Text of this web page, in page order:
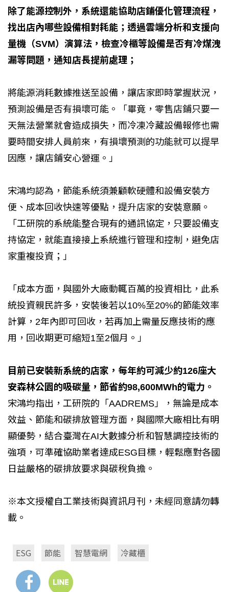
除了能源控制外，系統還能協助店鋪優化管理流程，
找出店內哪些設備相對耗能；透過雲端分析和支援向
量機（SVM）演算法，檢查冷櫃等設備是否有冷煤洩
漏等問題，通知店長提前處理；
將能源消耗數據推送至設備，讓店家即時掌握狀況，
預測設備是否有損壞可能。「畢竟，零售店鋪只要一
天無法營業就會造成損失，而冷凍冷藏設備報修也需
要時間安排人員前來，有損壞預測的功能就可以提早
因應，讓店鋪安心營運。」
宋鴻均認為，節能系統須兼顧軟硬體和設備安裝方
便、成本回收快速等優點，提升店家的安裝意願。
「工研院的系統能整合現有的通訊協定，只要設備支
持協定，就能直接接上系統進行管理和控制，避免店
家重複投資；」
「成本方面，與國外大廠動輒百萬的投資相比，此系
統投資親民許多，安裝後若以10%至20%的節能效率
計算，2年內即可回收，若再加上需量反應技術的應
用，回收期更可縮短1至2個月。」
目前已安裝新系統的店家，每年約可減少約126座大
安森林公園的吸碳量，節省約98,600MWh的電力。
宋鴻均指出，工研院的「AADREMS」，無論是成本
效益、節能和碳排放管理方面，與國際大廠相比有明
顯優勢，結合臺灣在AI大數據分析和智慧調控技術的
強項，可準確協助業者達成ESG目標，輕鬆應對各國
日益嚴格的碳排放要求與碳稅負擔。
※本文授權自工業技術與資訊月刊，未經同意請勿轉
載。
ESG 節能 智慧電網 冷藏櫃